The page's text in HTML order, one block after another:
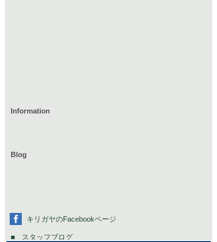
家づくりのイベント情報
Information
お知らせ一覧
Blog
社長の不定期日記
スタッフブログ
キリガヤのFacebookページ